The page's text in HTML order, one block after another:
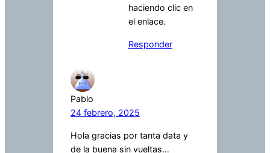
haciendo clic en
el enlace.
Responder
Pablo
24 febrero, 2025
Hola gracias por tanta data y
de la buena sin vueltas…